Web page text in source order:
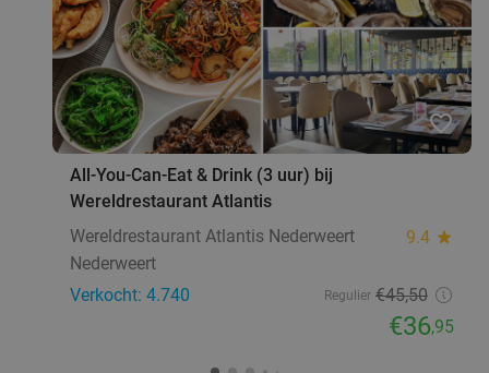
favorite_border
All-You-Can-Eat & Drink (3 uur) bij
Wereldrestaurant Atlantis
Wereldrestaurant Atlantis Nederweert
9.4 star
Nederweert
Verkocht: 4.740
Regulier €45,50
€36,95